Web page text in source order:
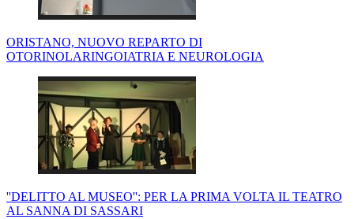
ORISTANO, NUOVO REPARTO DI
OTORINOLARINGOIATRIA E NEUROLOGIA
''DELITTO AL MUSEO'': PER LA PRIMA VOLTA IL TEATRO
AL SANNA DI SASSARI